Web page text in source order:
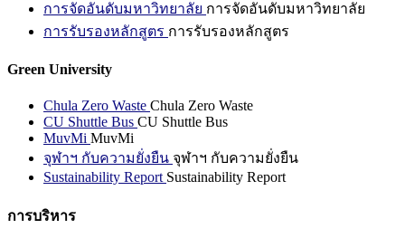
การจัดอันดับมหาวิทยาลัย การจัดอันดับมหาวิทยาลัย
การรับรองหลักสูตร การรับรองหลักสูตร
Green University
Chula Zero Waste Chula Zero Waste
CU Shuttle Bus CU Shuttle Bus
MuvMi MuvMi
จุฬาฯ กับความยั่งยืน จุฬาฯ กับความยั่งยืน
Sustainability Report Sustainability Report
การบริหาร